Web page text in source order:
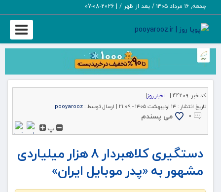
جمعه, ۱۶ مرداد ۱۴۰۵ / بعد از ظهر / |
2026-08-07
Toggle
کد خبر: 44209 | اخبار روز|
تاریخ انتشار : ۱۴ اردیبهشت ۱۴۰۵ - ۲۱:۰۹ | ارسال توسط : pooyarooz
۰
می پسندم
پ
دستگیری کلاهبردار ۸ هزار میلیاردی
مشهور به «پدر موبایل ایران»